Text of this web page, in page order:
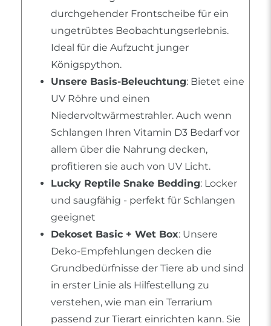
durchgehender Frontscheibe für ein
ungetrübtes Beobachtungserlebnis.
Ideal für die Aufzucht junger
Königspython.
Unsere Basis-Beleuchtung: Bietet eine
UV Röhre und einen
Niedervoltwärmestrahler. Auch wenn
Schlangen Ihren Vitamin D3 Bedarf vor
allem über die Nahrung decken,
profitieren sie auch von UV Licht.
Lucky Reptile Snake Bedding: Locker
und saugfähig - perfekt für Schlangen
geeignet
Dekoset Basic + Wet Box: Unsere
Deko-Empfehlungen decken die
Grundbedürfnisse der Tiere ab und sind
in erster Linie als Hilfestellung zu
verstehen, wie man ein Terrarium
passend zur Tierart einrichten kann. Sie